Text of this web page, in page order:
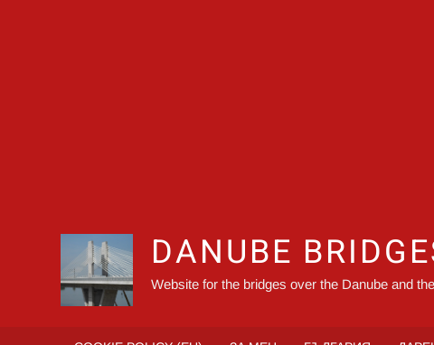
DANUBE
Website for the bridges over the Danube and